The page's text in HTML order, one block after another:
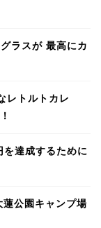
ラスが 最高にカ
レトルトカレ
を達成するために
蓮公園キャンプ場